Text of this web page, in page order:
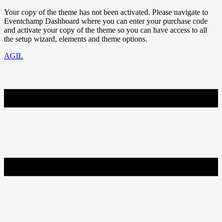
Your copy of the theme has not been activated. Please navigate to
Eventchamp Dashboard where you can enter your purchase code
and activate your copy of the theme so you can have access to all
the setup wizard, elements and theme options.
AGIL